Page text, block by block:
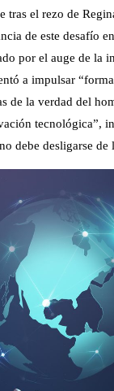
tras el rezo de
de este desafío
por el auge de la
a impulsar
de la verdad del
tecnológica”,
debe desligarse de